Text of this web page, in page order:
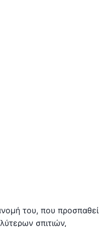
του, που προσπαθεί
σπιτιών,